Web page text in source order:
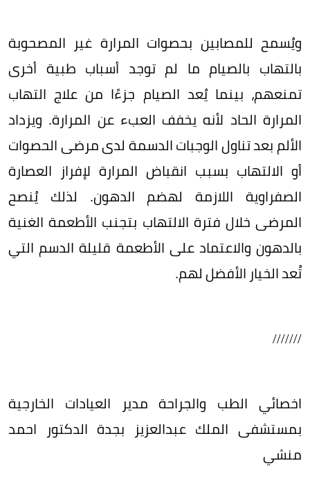
ويُسمح للمصابين بحصوات المرارة غير المصحوبة
بالتهاب بالصيام ما لم توجد أسباب طبية أخرى
تمنعهم، بينما يُعد الصيام جزءًا من علاج التهاب
المرارة الحاد لأنه يخفف العبء عن المرارة. ويزداد
الألم بعد تناول الوجبات الدسمة لدى مرضى الحصوات
أو الالتهاب بسبب انقباض المرارة لإفراز العصارة
الصفراوية اللازمة لهضم الدهون. لذلك يُنصح
المرضى خلال فترة الالتهاب بتجنب الأطعمة الغنية
بالدهون والاعتماد على الأطعمة قليلة الدسم التي
تُعد الخيار الأفضل لهم.
///////
اخصائي الطب والجراحة مدير العيادات الخارجية
بمستشفى الملك عبدالعزيز بجدة الدكتور احمد
منشي